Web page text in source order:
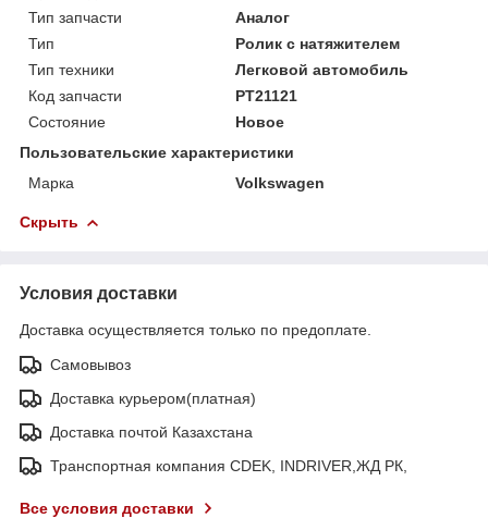
Тип запчасти
Аналог
Тип
Ролик с натяжителем
Тип техники
Легковой автомобиль
Код запчасти
PT21121
Состояние
Новое
Пользовательские характеристики
Марка
Volkswagen
Скрыть
Условия доставки
Доставка осуществляется только по предоплате.
Самовывоз
Доставка курьером(платная)
Доставка почтой Казахстана
Транспортная компания CDEK, INDRIVER,ЖД РК,
Все условия доставки